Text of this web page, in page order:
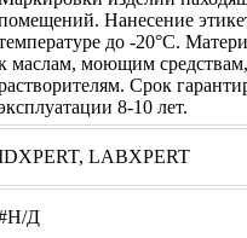
Нанесение
до -20°C.
маслам, моющим средствам,
Срок
8-10 лет.
LABXPERT
Д